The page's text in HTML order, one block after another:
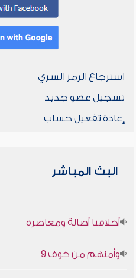
استرجاع الرمز السري
تسجيل عضو جديد
إعادة تفعيل حساب
البث المباشر
أخلاقنا أصالة ومعاصرة
وأمنهم من خوف 9